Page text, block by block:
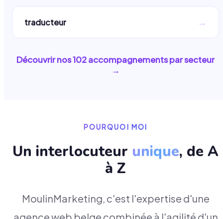
traducteur →
Découvrir nos102accompagnements par secteur
→
POURQUOI MOI
Un interlocuteur unique, de A
à Z
MoulinMarketing, c'est l'expertise d'une